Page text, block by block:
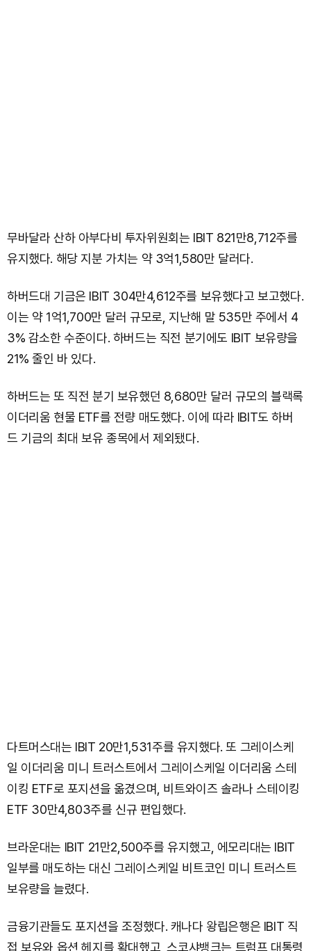
무바달라 산하 아부다비 투자위원회는 IBIT 821만8,712주를
유지했다. 해당 지분 가치는 약 3억1,580만 달러다.
하버드대 기금은 IBIT 304만4,612주를 보유했다고 보고했다.
이는 약 1억1,700만 달러 규모로, 지난해 말 535만 주에서 4
3% 감소한 수준이다. 하버드는 직전 분기에도 IBIT 보유량을
21% 줄인 바 있다.
하버드는 또 직전 분기 보유했던 8,680만 달러 규모의 블랙록
이더리움 현물 ETF를 전량 매도했다. 이에 따라 IBIT도 하버
드 기금의 최대 보유 종목에서 제외됐다.
다트머스대는 IBIT 20만1,531주를 유지했다. 또 그레이스케
일 이더리움 미니 트러스트에서 그레이스케일 이더리움 스테
이킹 ETF로 포지션을 옮겼으며, 비트와이즈 솔라나 스테이킹
ETF 30만4,803주를 신규 편입했다.
브라운대는 IBIT 21만2,500주를 유지했고, 에모리대는 IBIT
일부를 매도하는 대신 그레이스케일 비트코인 미니 트러스트
보유량을 늘렸다.
금융기관들도 포지션을 조정했다. 캐나다 왕립은행은 IBIT 직
접 보유와 옵션 헤지를 확대했고, 스코샤뱅크는 트럼프 대통령